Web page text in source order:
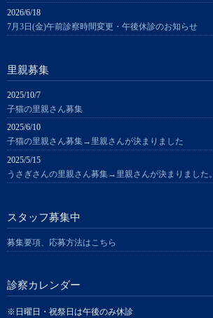
2026/6/18
7月3日(金)午前診察時間変更・午後休診のお知らせ
里親募集
2025/10/7
子猫の里親さん募集
2025/6/10
子猫の里親さん募集→里親さんが決まりました
2025/5/15
うさぎさんの里親さん募集→里親さんが決まりました。
スタッフ募集中
募集要項、応募方法はこちら
診察カレンダー
※日曜日・祝祭日は午後のみ休診